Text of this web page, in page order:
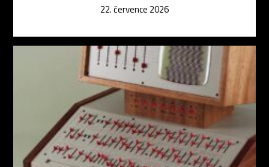
22. července 2026